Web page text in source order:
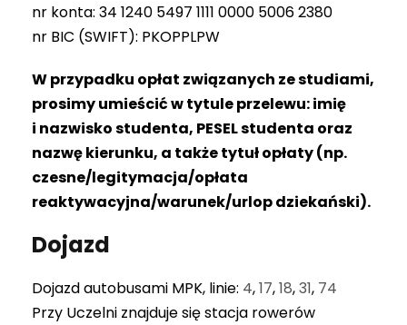
nr konta: 34 1240 5497 1111 0000 5006 2380
nr BIC (SWIFT): PKOPPLPW
W przypadku opłat związanych ze studiami,
prosimy umieścić w tytule przelewu: imię
i nazwisko studenta, PESEL studenta oraz
nazwę kierunku, a także tytuł opłaty (np.
czesne/legitymacja/opłata
reaktywacyjna/warunek/urlop dziekański).
Dojazd
Dojazd autobusami MPK, linie: 4,17,18,31, 74
Przy Uczelni znajduje się stacja rowerów